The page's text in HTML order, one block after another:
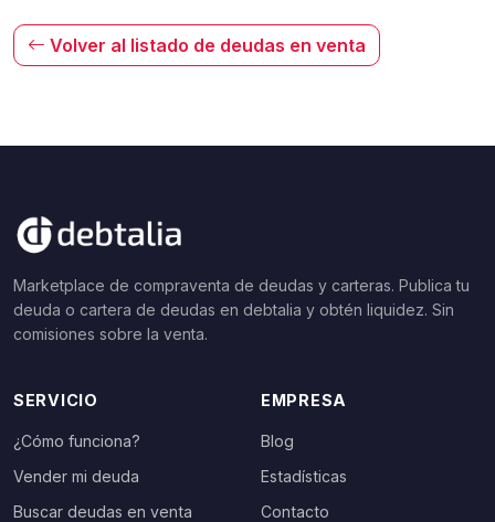
Volver al listado de deudas en venta
Marketplace de compraventa de deudas y carteras. Publica tu
deuda o cartera de deudas en debtalia y obtén liquidez. Sin
comisiones sobre la venta.
SERVICIO
¿Cómo funciona?
Vender mi deuda
Buscar deudas en venta
EMPRESA
Blog
Estadísticas
Contacto